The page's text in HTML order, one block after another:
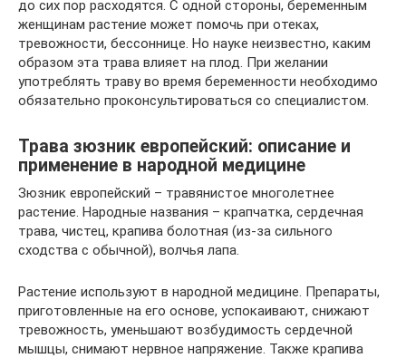
до сих пор расходятся. С одной стороны, беременным
женщинам растение может помочь при отеках,
тревожности, бессоннице. Но науке неизвестно, каким
образом эта трава влияет на плод. При желании
употреблять траву во время беременности необходимо
обязательно проконсультироваться со специалистом.
Трава зюзник европейский: описание и
применение в народной медицине
Зюзник европейский – травянистое многолетнее
растение. Народные названия – крапчатка, сердечная
трава, чистец, крапива болотная (из-за сильного
сходства с обычной), волчья лапа.
Растение используют в народной медицине. Препараты,
приготовленные на его основе, успокаивают, снижают
тревожность, уменьшают возбудимость сердечной
мышцы, снимают нервное напряжение. Также крапива